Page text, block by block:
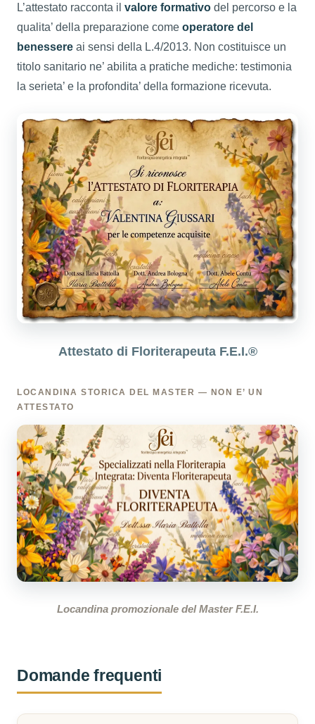
L’attestato racconta il valore formativo del percorso e la
qualita’ della preparazione come operatore del
benessere ai sensi della L.4/2013. Non costituisce un
titolo sanitario ne’ abilita a pratiche mediche: testimonia
la serieta’ e la profondita’ della formazione ricevuta.
Attestato di Floriterapeuta F.E.I.®
LOCANDINA STORICA DEL MASTER — NON E’ UN
ATTESTATO
Locandina promozionale del Master F.E.I.
Domande frequenti